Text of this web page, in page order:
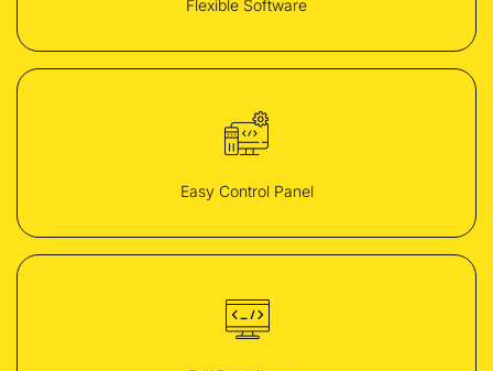
Flexible Software
Easy Control Panel